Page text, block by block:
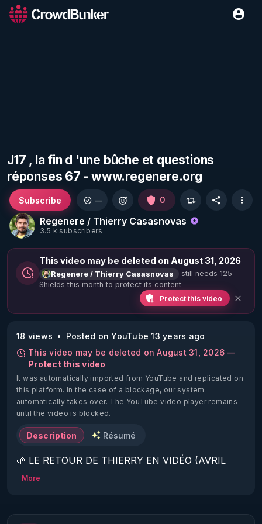
J17 , la fin d 'une bûche et questions
réponses 67 - www.regenere.org
Regenere / Thierry Casasnovas
3.5 k subscribers
Subscribe — 0
This video may be deleted on August 31, 2026
Regenere / Thierry Casasnovas
still needs 125
Shields this month to protect its content
Protect this video
18 views
Posted on YouTube 13 years ago
This video may be deleted on August 31, 2026 —
Protect this video
It was automatically imported from YouTube and replicated on
this platform. In the case of a blockage, our system
automatically takes over. The YouTube video player remains
until the video is blocked.
Description Résumé
🌱 LE RETOUR DE THIERRY EN VIDÉO (AVRIL
2022)!
https://www.rgnr.fr/presentation.html
More